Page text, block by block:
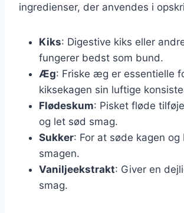
ingredienser, der anvendes i
Kiks: Digestive kiks eller
fungerer bedst som bund.
Æg: Friske æg er essentielle
kiksekagen sin luftige
Flødeskum: Pisket fløde
og let sød smag.
Sukker: For at søde kagen og
smagen.
Vaniljeekstrakt: Giver en
smag.